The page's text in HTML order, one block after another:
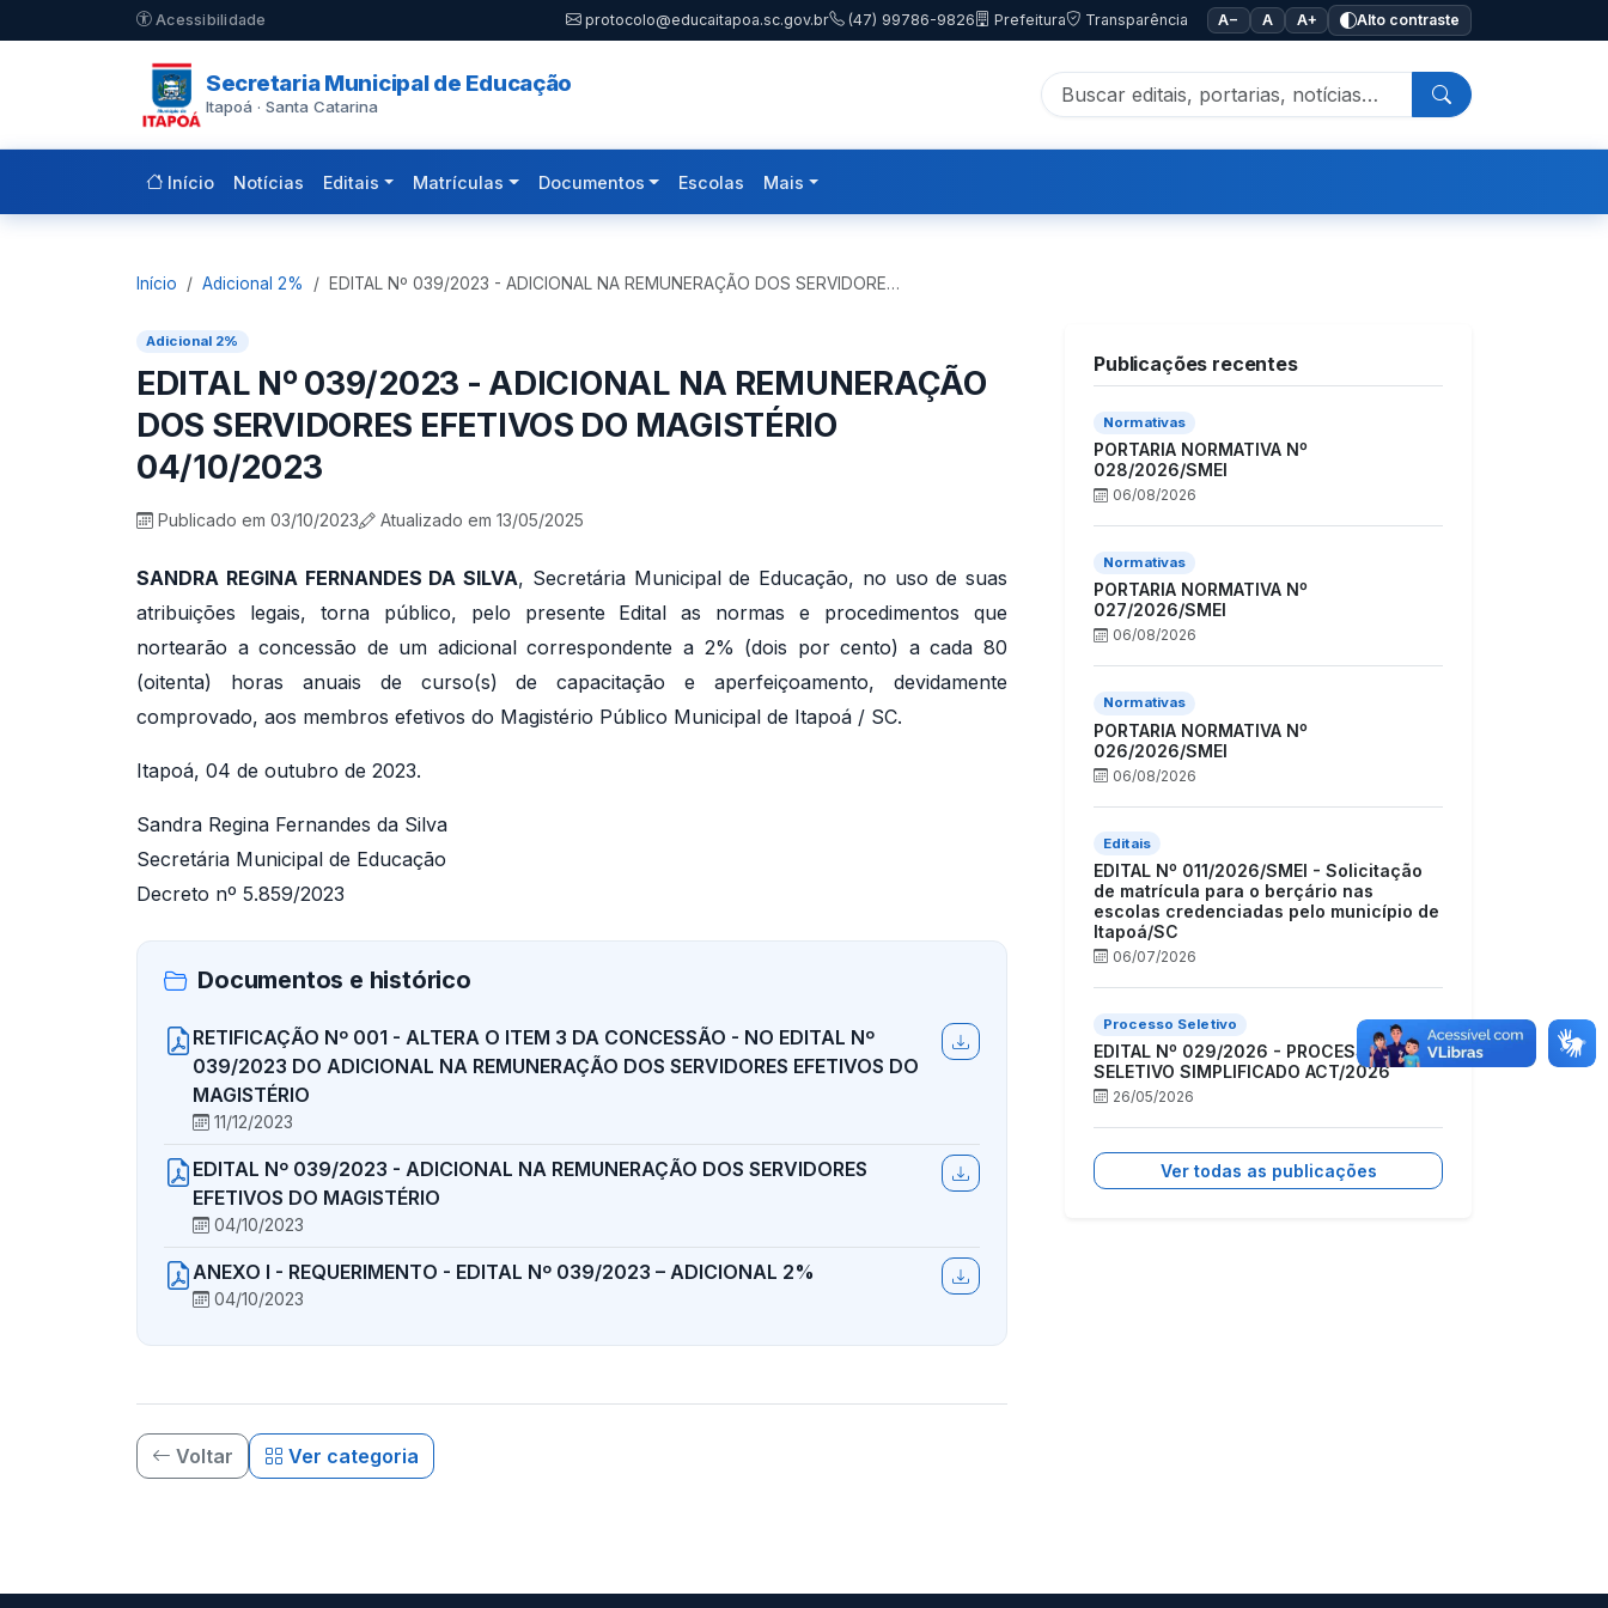
Pular para o conteúdo principal
Acessibilidade protocolo@educaitapoa.sc.gov.br (47) 99786-9826 Prefeitura Transparência A− A A+ Alto contraste
Secretaria Municipal de Educação
Itapoá · Santa Catarina
Início Notícias Editais Matrículas Documentos Escolas Mais
Início Adicional 2% EDITAL Nº 039/2023 - ADICIONAL NA REMUNERAÇÃO DOS SERVIDORE…
Adicional 2%
EDITAL Nº 039/2023 - ADICIONAL NA REMUNERAÇÃO
DOS SERVIDORES EFETIVOS DO MAGISTÉRIO
04/10/2023
Publicado em 03/10/2023 Atualizado em 13/05/2025
SANDRA REGINA FERNANDES DA SILVA, Secretária Municipal de Educação, no uso de suas
atribuições legais, torna público, pelo presente Edital as normas e procedimentos que
nortearão a concessão de um adicional correspondente a 2% (dois por cento) a cada 80
(oitenta) horas anuais de curso(s) de capacitação e aperfeiçoamento, devidamente
comprovado, aos membros efetivos do Magistério Público Municipal de Itapoá / SC.
Itapoá, 04 de outubro de 2023.
Sandra Regina Fernandes da Silva
Secretária Municipal de Educação
Decreto nº 5.859/2023
Documentos e histórico
RETIFICAÇÃO Nº 001 - ALTERA O ITEM 3 DA CONCESSÃO - NO EDITAL Nº
039/2023 DO ADICIONAL NA REMUNERAÇÃO DOS SERVIDORES EFETIVOS DO
MAGISTÉRIO
11/12/2023
EDITAL Nº 039/2023 - ADICIONAL NA REMUNERAÇÃO DOS SERVIDORES
EFETIVOS DO MAGISTÉRIO
04/10/2023
ANEXO I - REQUERIMENTO - EDITAL Nº 039/2023 – ADICIONAL 2%
04/10/2023
Voltar Ver categoria
Publicações recentes
Normativas
PORTARIA NORMATIVA Nº
028/2026/SMEI
06/08/2026
Normativas
PORTARIA NORMATIVA Nº
027/2026/SMEI
06/08/2026
Normativas
PORTARIA NORMATIVA Nº
026/2026/SMEI
06/08/2026
Editais
EDITAL Nº 011/2026/SMEI - Solicitação
de matrícula para o berçário nas
escolas credenciadas pelo município de
Itapoá/SC
06/07/2026
Processo Seletivo
EDITAL Nº 029/2026 - PROCESSO
SELETIVO SIMPLIFICADO ACT/2026
26/05/2026
Ver todas as publicações